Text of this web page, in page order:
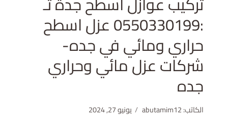
:0550330199 عزل اسطح
حراري ومائي في جده-
شركات عزل مائي وحراري
جده
الكاتب:abutamim12 يونيو 27, 2024